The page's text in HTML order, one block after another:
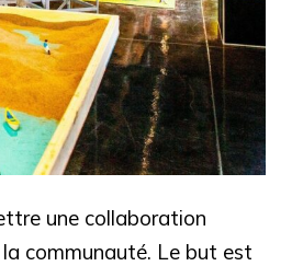
une collaboration
communauté. Le but est